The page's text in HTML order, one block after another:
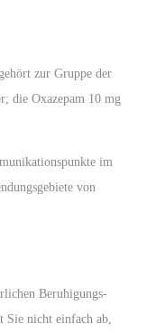
zur Gruppe der
die Oxazepam 10 mg
im
von
Beruhigungs-
Sie nicht einfach ab,